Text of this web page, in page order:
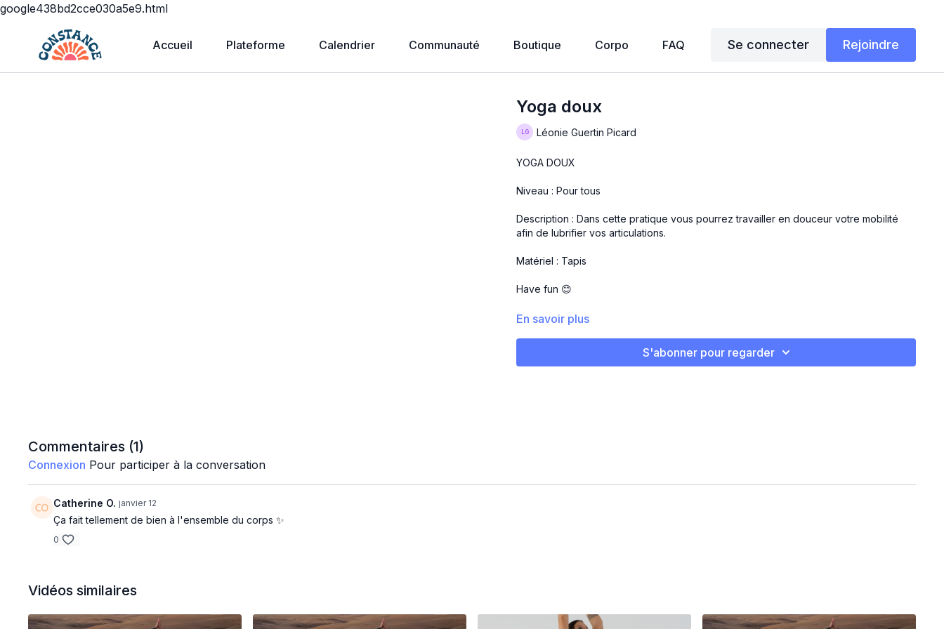
google438bd2cce030a5e9.html
Accueil Plateforme Calendrier Communauté Boutique Corpo FAQ Se connecter Rejoindre
Yoga doux
Léonie Guertin Picard
YOGA DOUX
Niveau : Pour tous
Description : Dans cette pratique vous pourrez travailler en douceur votre mobilité
afin de lubrifier vos articulations.
Matériel : Tapis
Have fun 😊
Léonie
En savoir plus
S'abonner pour regarder
Commentaires (1)
Connexion Pour participer à la conversation
Catherine O. janvier 12
Ça fait tellement de bien à l'ensemble du corps ✨️
0
Vidéos similaires